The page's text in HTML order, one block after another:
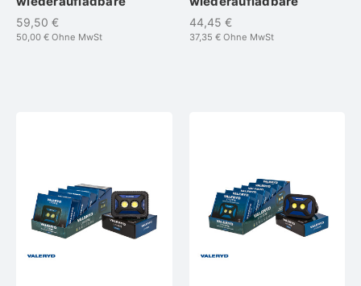
59,50 €
50,00 € Ohne MwSt
44,45 €
37,35 €Ohne MwSt